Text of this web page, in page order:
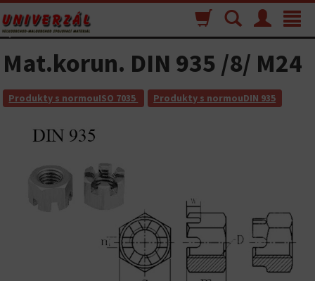
Toggle
Menu
Vyhľadávanie
Nákupný
košík
Mat.korun. DIN 935 /8/ M24
Produkty s normouISO 7035 Produkty s normouDIN 935